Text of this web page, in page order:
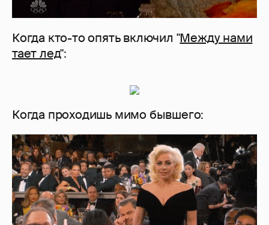
Когда кто-то опять включил "Между нами
тает лед":
Когда проходишь мимо бывшего: